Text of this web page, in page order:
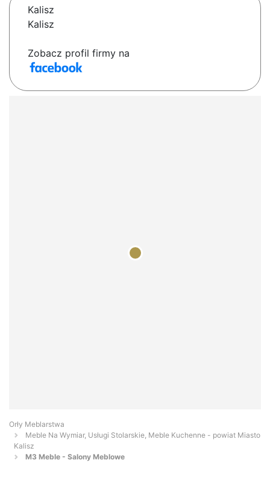
Kalisz
Kalisz
Zobacz profil firmy na
Orły Meblarstwa
Meble Na Wymiar, Usługi Stolarskie, Meble Kuchenne - powiat Miasto
Kalisz
M3 Meble - Salony Meblowe